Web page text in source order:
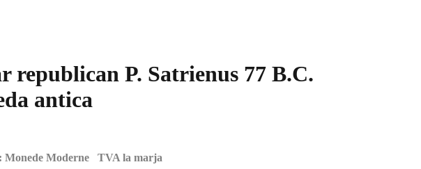
republican P. Satrienus 77 B.C.
antica
Monede Moderne TVA la marja